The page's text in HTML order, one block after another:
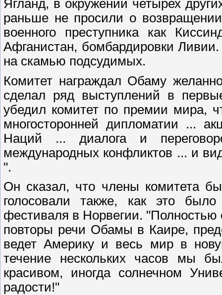
Ягланд, в окружении четырех
раньше не просили о
военного преступника как
Афганистан, бомбардировки
на скамью подсудимых.
Комитет награждал Обаму
сделал ряд выступлений в
убедил комитет по премии мира,
многосторонней дипломатии ...
Наций ... диалога и
международных конфликтов ... и
".
Он сказал, что члены комитета
голосовали также, как это было
фестиваля в Норвегии.
повторы речи Обамы в Каире,
ведет Америку и весь мир в
течение нескольких часов мы
красивом, иногда солнечном
радости!"